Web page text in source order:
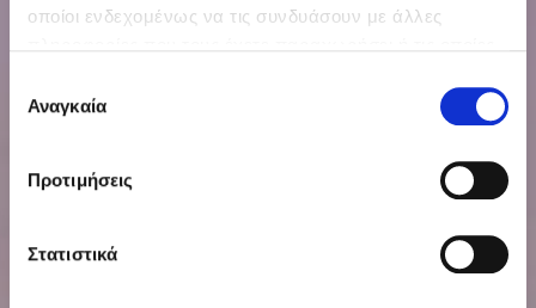
οποίοι ενδεχομένως να τις συνδυάσουν με άλλες
των υπηρεσιών τους.
συγκατάθεσης
Αναγκαία
Προτιμήσεις
Στατιστικά
ΣΧΕΤΙΚΆ ΜΕ ΤΟ GRANDRESORT